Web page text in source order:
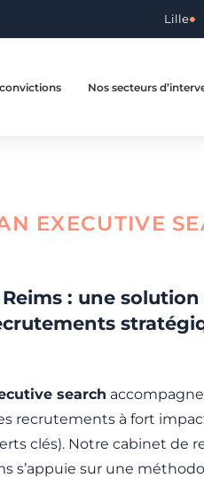
Lille
Nos secteurs
EXECUTIVE
: une solution
search accompagne
recrutements à fort
clés). Notre cabinet de
s’appuie sur une